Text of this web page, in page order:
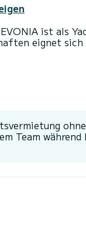
ist als
eignet
Begleiter sein,
TV,
Klimaanlage.
ohne
Team